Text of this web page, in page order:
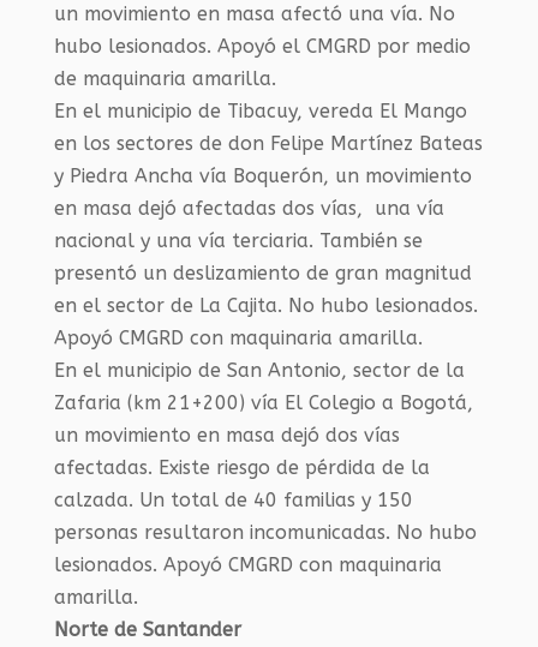
un movimiento en masa afectó una vía. No
hubo lesionados. Apoyó el CMGRD por medio
de maquinaria amarilla.
En el municipio de Tibacuy, vereda El Mango
en los sectores de don Felipe Martínez Bateas
y Piedra Ancha vía Boquerón, un movimiento
en masa dejó afectadas dos vías, una vía
nacional y una vía terciaria. También se
presentó un deslizamiento de gran magnitud
en el sector de La Cajita. No hubo lesionados.
Apoyó CMGRD con maquinaria amarilla.
En el municipio de San Antonio, sector de la
Zafaria (km 21+200) vía El Colegio a Bogotá,
un movimiento en masa dejó dos vías
afectadas. Existe riesgo de pérdida de la
calzada. Un total de 40 familias y 150
personas resultaron incomunicadas. No hubo
lesionados. Apoyó CMGRD con maquinaria
amarilla.
Norte de Santander